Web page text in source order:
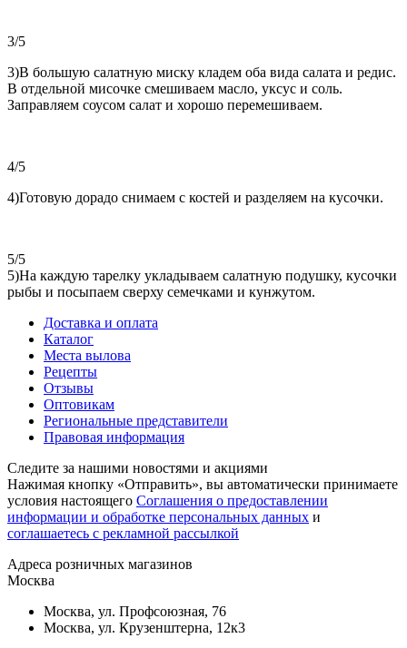
3/5
3)В большую салатную миску кладем оба вида салата и редис.
В отдельной мисочке смешиваем масло, уксус и соль.
Заправляем соусом салат и хорошо перемешиваем.
4/5
4)Готовую дорадо снимаем с костей и разделяем на кусочки.
5/5
5)На каждую тарелку укладываем салатную подушку, кусочки
рыбы и посыпаем сверху семечками и кунжутом.
Доставка и оплата
Каталог
Места вылова
Рецепты
Отзывы
Оптовикам
Региональные представители
Правовая информация
Следите за нашими новостями и акциями
Нажимая кнопку «Отправить», вы автоматически принимаете
условия настоящего Cоглашения о предоставлении
информации и обработке персональных данных и
соглашаетесь с рекламной рассылкой
Aдреса розничных магазинов
Москва
Москва, ул. Профсоюзная, 76
Москва, ул. Крузенштерна, 12к3